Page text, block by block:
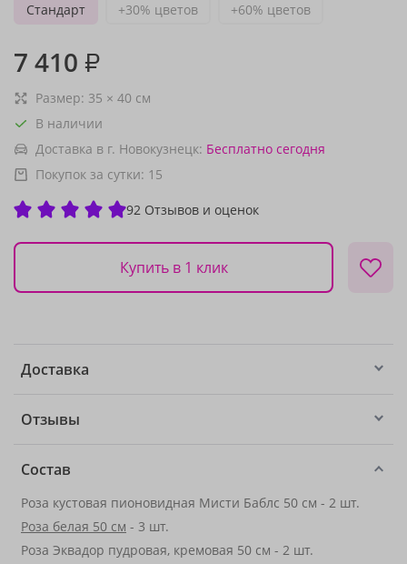
Стандарт
+30% цветов +60% цветов
7 410 ₽
Размер: 35 × 40 см
В наличии
Доставка в г. Новокузнецк: Бесплатно сегодня
Покупок за сутки: 15
92 Отзывов и оценок
Купить в 1 клик
Доставка
Отзывы
Состав
Роза кустовая пионовидная Мисти Баблс 50 см - 2 шт.
Роза белая 50 см - 3 шт.
Роза Эквадор пудровая, кремовая 50 см - 2 шт.